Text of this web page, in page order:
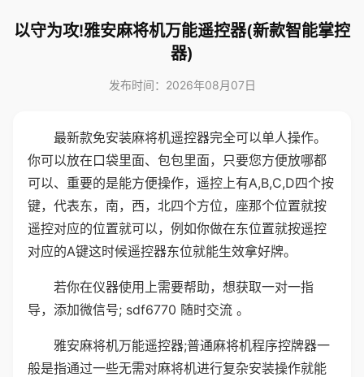
以守为攻!雅安麻将机万能遥控器(新款智能掌控
器)
发布时间：2026年08月07日
最新款免安装麻将机遥控器完全可以单人操作。
你可以放在口袋里面、包包里面，只要您方便放哪都
可以、重要的是能方便操作，遥控上有A,B,C,D四个按
键，代表东，南，西，北四个方位，座那个位置就按
遥控对应的位置就可以，例如你做在东位置就按遥控
对应的A键这时候遥控器东位就能生效拿好牌。
若你在仪器使用上需要帮助，想获取一对一指
导，添加微信号; sdf6770 随时交流 。
雅安麻将机万能遥控器;普通麻将机程序控牌器一
般是指通过一些无需对麻将机进行复杂安装操作就能